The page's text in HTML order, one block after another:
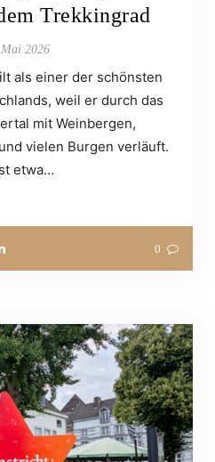
Trekkingrad
Mai 2026
als einer der schönsten
weil er durch das
mit Weinbergen,
vielen Burgen verläuft.
etwa…
0